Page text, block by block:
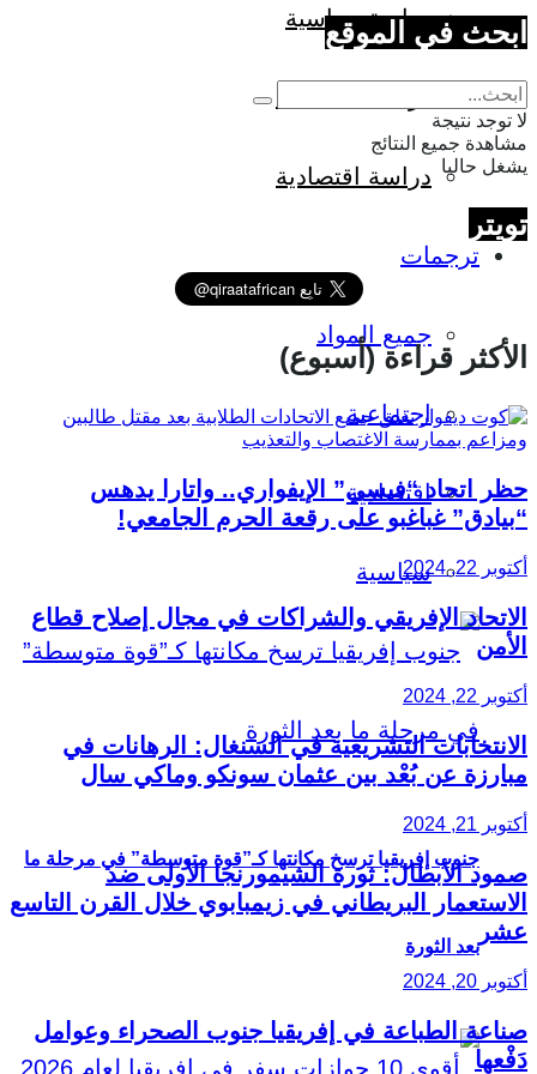
دراسة سياسية
دراسة اقتصادية
ترجمات
جميع المواد
اجتماعية
اقتصادية
سياسية
جنوب إفريقيا ترسخ مكانتها كـ”قوة متوسطة” في مرحلة ما
بعد الثورة
ابحث في الموقع
لا توجد نتيجة
مشاهدة جميع النتائج
يشغل حاليا
تويتر
الأكثر قراءة (أسبوع)
حظر اتحاد “فيسي” الإيفواري.. واتارا يدهس
“بيادق” غباغبو على رقعة الحرم الجامعي!
أكتوبر 22, 2024
الاتحاد الإفريقي والشراكات في مجال إصلاح قطاع
الأمن
أكتوبر 22, 2024
الانتخابات التشريعية في السنغال: الرهانات في
مبارزة عن بُعْد بين عثمان سونكو وماكي سال
أكتوبر 21, 2024
صمود الأبطال: ثورة الشيمورنجا الأولى ضد
الاستعمار البريطاني في زيمبابوي خلال القرن التاسع
عشر
أكتوبر 20, 2024
صناعة الطباعة في إفريقيا جنوب الصحراء وعوامل
دَفْعها